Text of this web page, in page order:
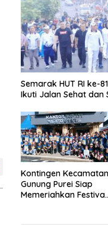
Semarak HUT RI ke-
Ikuti Jalan Sehat dan
Kontingen Kecamatan
Gunung Purei Siap
Memeriahkan Festival